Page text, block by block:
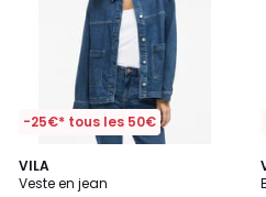
-25€* tous les 50€
VILA
Veste en jean